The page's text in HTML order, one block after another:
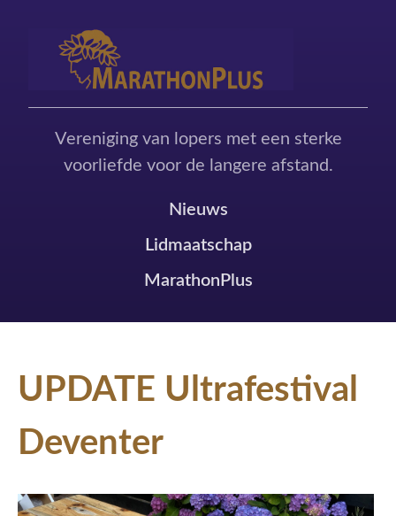
Vereniging van lopers met een sterke
voorliefde voor de langere afstand.
Nieuws
Lidmaatschap
MarathonPlus
UPDATE Ultrafestival
Deventer